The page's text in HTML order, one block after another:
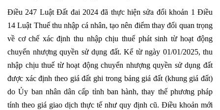
Điều 247 Luật Đất đai 2024 đã thực hiện sửa đổi khoản 1 Điều
14 Luật Thuế thu nhập cá nhân, tạo nên điểm thay đổi quan trọng
về cơ chế xác định thu nhập chịu thuế phát sinh từ hoạt động
chuyển nhượng quyền sử dụng đất. Kể từ ngày 01/01/2025, thu
nhập chịu thuế từ hoạt động chuyển nhượng quyền sử dụng đất
được xác định theo giá đất ghi trong bảng giá đất (khung giá đất)
do Ủy ban nhân dân cấp tỉnh ban hành, thay thế phương pháp
tính theo giá giao dịch thực tế như quy định cũ. Điều khoản mới